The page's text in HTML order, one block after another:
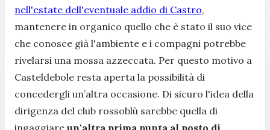
nell'estate dell'eventuale addio di Castro,
mantenere in organico quello che è stato il suo vice
che conosce già l'ambiente e i compagni potrebbe
rivelarsi una mossa azzeccata. Per questo motivo a
Casteldebole resta aperta la possibilità di
concedergli un’altra occasione. Di sicuro l'idea della
dirigenza del club rossoblù sarebbe quella di